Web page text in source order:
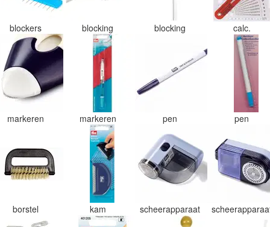
blockers blocking blocking calc.
markeren markeren pen pen
borstel kam scheerapparaat